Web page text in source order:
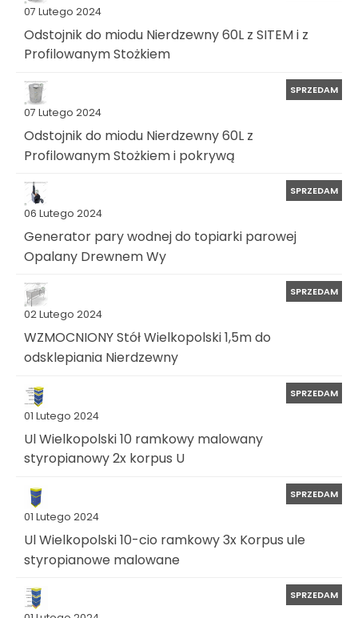
07 Lutego 2024
Odstojnik do miodu Nierdzewny 60L z SITEM i z
Profilowanym Stożkiem
07 Lutego 2024
SPRZEDAM
Odstojnik do miodu Nierdzewny 60L z
Profilowanym Stożkiem i pokrywą
06 Lutego 2024
SPRZEDAM
Generator pary wodnej do topiarki parowej
Opalany Drewnem Wy
02 Lutego 2024
SPRZEDAM
WZMOCNIONY Stół Wielkopolski 1,5m do
odsklepiania Nierdzewny
01 Lutego 2024
SPRZEDAM
Ul Wielkopolski 10 ramkowy malowany
styropianowy 2x korpus U
01 Lutego 2024
SPRZEDAM
Ul Wielkopolski 10-cio ramkowy 3x Korpus ule
styropianowe malowane
SPRZEDAM